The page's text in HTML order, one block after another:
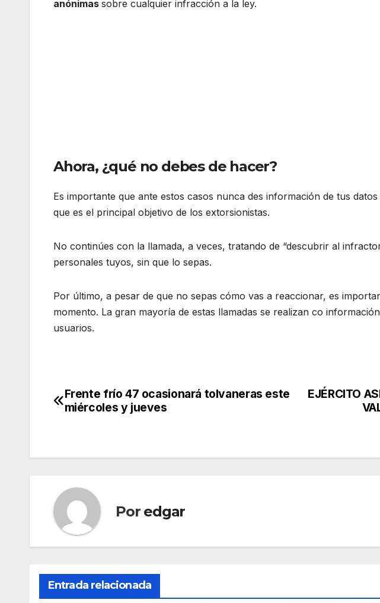
anónimas sobre cualquier infracción a la ley.
Ahora, ¿qué no debes de hacer?
Es importante que ante estos casos nunca des información de tus
que es el principal objetivo de los extorsionistas.
No continúes con la llamada, a veces, tratando de “descubrir al
personales tuyos, sin que lo sepas.
Por último, a pesar de que no sepas cómo vas a reaccionar, es
momento. La gran mayoría de estas llamadas se realizan co
usuarios.
Navegación
EJÉRCITO
Frente frío 47 ocasionará tolvaneras este
miércoles y jueves
Por edgar
Entrada relacionada